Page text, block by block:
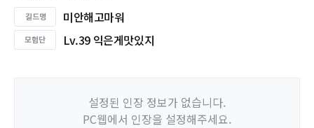
미안해고마워
Lv.39 익은게맛있지
설정된 인장 정보가 없습니다.
PC웹에서 인장을 설정해주세요.